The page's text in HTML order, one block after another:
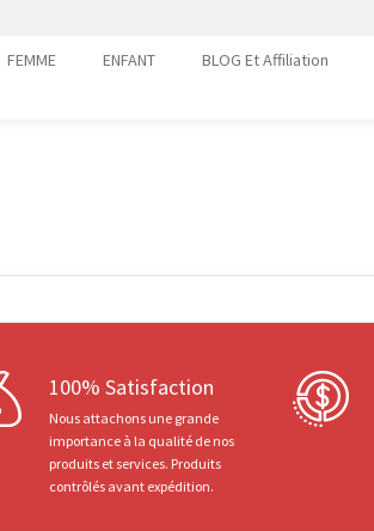
FEMME ENFANT BLOG Et Affiliation
100% Satisfaction
Nous attachons une grande
importance à la qualité de nos
produits et services. Produits
contrôlés avant expédition.